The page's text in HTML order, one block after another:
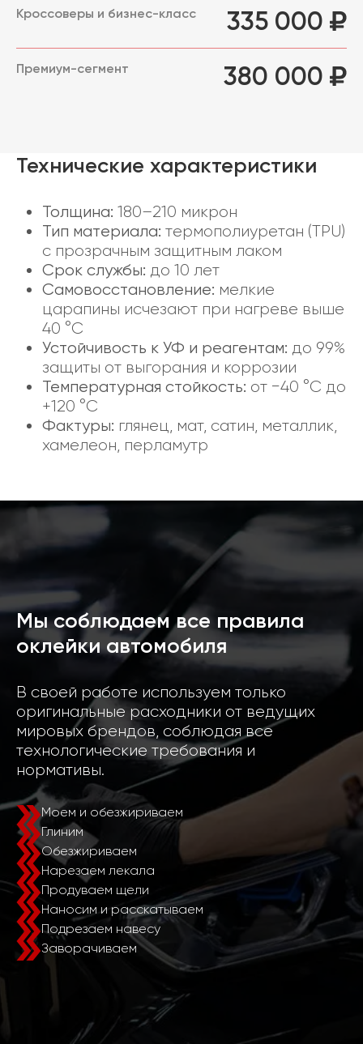
Кроссоверы и бизнес-класс 335 000
Премиум-сегмент 380 000
Технические характеристики
Толщина: 180–210 микрон
Тип материала: термополиуретан (TPU)
с прозрачным защитным лаком
Срок службы: до 10 лет
Самовосстановление: мелкие
царапины исчезают при нагреве выше
40 °C
Устойчивость к УФ и реагентам: до 99%
защиты от выгорания и коррозии
Температурная стойкость: от −40 °C до
+120 °C
Фактуры: глянец, мат, сатин, металлик,
хамелеон, перламутр
Мы соблюдаем все правила
оклейки автомобиля
В своей работе используем только
оригинальные расходники от ведущих
мировых брендов, соблюдая все
технологические требования и
нормативы.
Моем и обезжириваем
Глиним
Обезжириваем
Нарезаем лекала
Продуваем щели
Наносим и расскатываем
Подрезаем навесу
Заворачиваем